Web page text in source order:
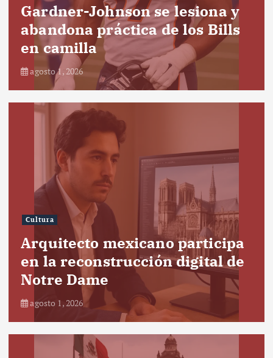
Gardner-Johnson se lesiona y
abandona práctica de los Bills
en camilla
agosto 1, 2026
Cultura
Arquitecto mexicano participa
en la reconstrucción digital de
Notre Dame
agosto 1, 2026